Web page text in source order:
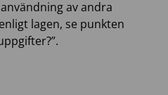
av andra
lagen, se punkten